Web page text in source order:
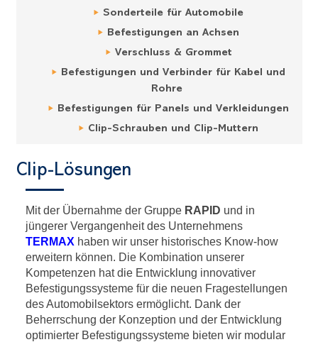
Sonderteile für Automobile
Befestigungen an Achsen
Verschluss & Grommet
Befestigungen und Verbinder für Kabel und
Rohre
Befestigungen für Panels und Verkleidungen
Clip-Schrauben und Clip-Muttern
Clip-Lösungen
Mit der Übernahme der Gruppe RAPID und in
jüngerer Vergangenheit des Unternehmens
TERMAX haben wir unser historisches Know-how
erweitern können. Die Kombination unserer
Kompetenzen hat die Entwicklung innovativer
Befestigungssysteme für die neuen Fragestellungen
des Automobilsektors ermöglicht. Dank der
Beherrschung der Konzeption und der Entwicklung
optimierter Befestigungssysteme bieten wir modular